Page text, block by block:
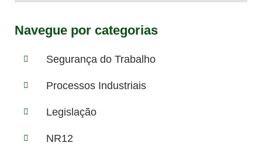
Navegue por categorias
Segurança do Trabalho
Processos Industriais
Legislação
NR12